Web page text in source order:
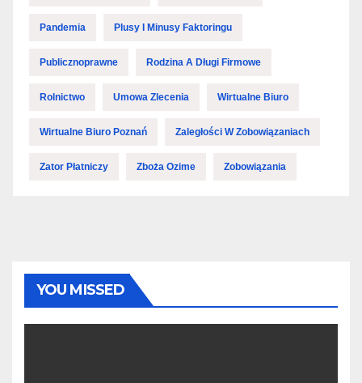
Pandemia Plusy I Minusy Faktoringu
Publicznoprawne Rodzina A Długi Firmowe
Rolnictwo Umowa Zlecenia Wirtualne Biuro
Wirtualne Biuro Poznań Zaległości W Zobowiązaniach
Zator Płatniczy Zboża Ozime Zobowiązania
YOU MISSED